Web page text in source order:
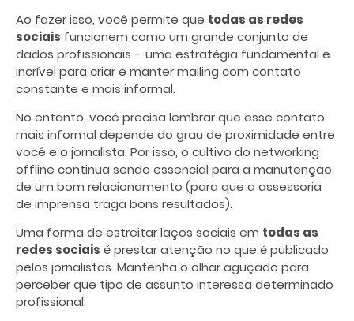
Ao fazer isso, você permite que todas as redes
sociais funcionem como um grande conjunto de
dados profissionais – uma estratégia fundamental e
incrível para criar e manter mailing com contato
constante e mais informal.
No entanto, você precisa lembrar que esse contato
mais informal depende do grau de proximidade entre
você e o jornalista. Por isso, o cultivo do networking
offline continua sendo essencial para a manutenção
de um bom relacionamento (para que a assessoria
de imprensa traga bons resultados).
Uma forma de estreitar laços sociais em todas as
redes sociais é prestar atenção no que é publicado
pelos jornalistas. Mantenha o olhar aguçado para
perceber que tipo de assunto interessa determinado
profissional.